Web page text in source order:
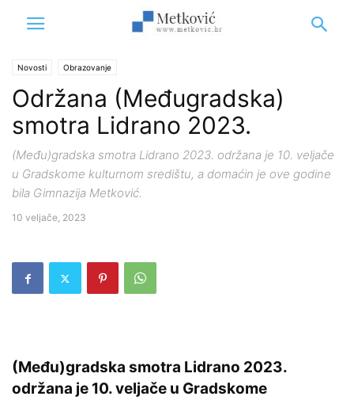
Novosti Obrazovanje
Održana (Međugradska)
smotra Lidrano 2023.
(Među)gradska smotra Lidrano 2023. održana je 10. veljače
u Gradskome kulturnom središtu, a domaćin je ove godine
bila Gimnazija Metković.
10 veljače, 2023
(Među)gradska smotra Lidrano 2023.
održana je 10. veljače u Gradskome